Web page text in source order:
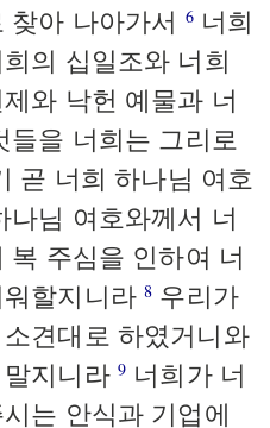
찾아 나아가서 6너희
의 십일조와 너희
와 낙헌 예물과 너
을 너희는 그리로
곧 너희 하나님 여호
님 여호와께서 너
주심을 인하여 너
워할지니라8 우리가
견대로 하였거니와
지니라 9 너희가 너
는 안식과 기업에